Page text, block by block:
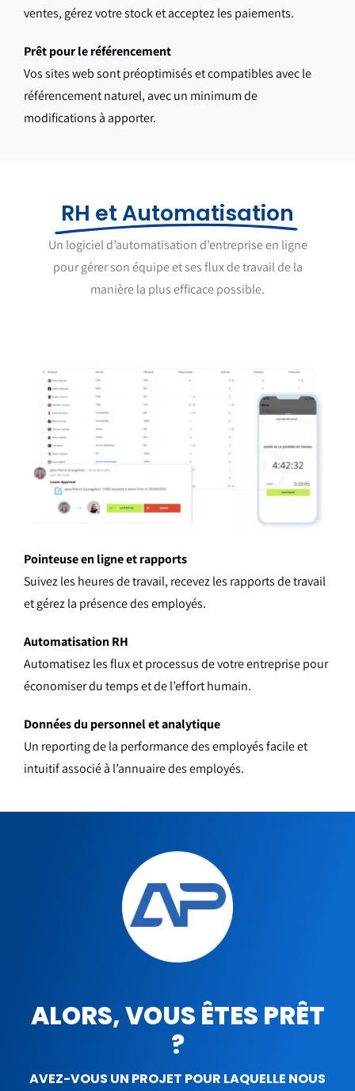
ventes, gérez votre stock et acceptez les paiements.
Prêt pour le référencement
Vos sites web sont préoptimisés et compatibles avec le
référencement naturel, avec un minimum de
modifications à apporter.
RH et Automatisation
Un logiciel d’automatisation d’entreprise en ligne
pour gérer son équipe et ses flux de travail de la
manière la plus efficace possible.
Pointeuse en ligne et rapports
Suivez les heures de travail, recevez les rapports de travail
et gérez la présence des employés.
Automatisation RH
Automatisez les flux et processus de votre entreprise pour
économiser du temps et de l’effort humain.
Données du personnel et analytique
Un reporting de la performance des employés facile et
intuitif associé à l’annuaire des employés.
ALORS, VOUS ÊTES PRÊT
?
AVEZ-VOUS UN PROJET POUR LAQUELLE NOUS